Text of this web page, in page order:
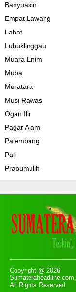
Banyuasin
Empat Lawang
Lahat
Lubuklinggau
Muara Enim
Muba
Muratara
Musi Rawas
Ogan Ilir
Pagar Alam
Palembang
Pali
Prabumulih
Copyright @ 2026
Sumateraheadline.com,
All Rights Reserved